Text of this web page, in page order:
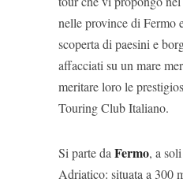
nelle province di Fermo
scoperta di paesini e
affacciati su un mare
meritare loro le
Touring Club Italiano.
Si parte da Fermo, a
Adriatico: situata a 300